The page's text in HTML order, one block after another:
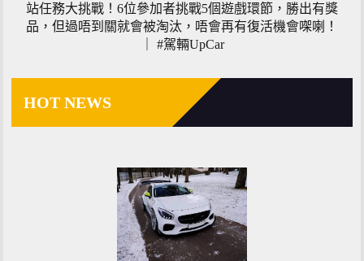
站任務大挑戰！6位參加者挑戰5個遊戲環節，勝出有獎
品，但過唔到關就會被淘汰，唔會再有復活機會㗎喇！
｜ #駕輛UpCar
HOT NEWS